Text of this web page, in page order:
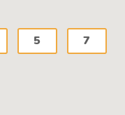
5 7